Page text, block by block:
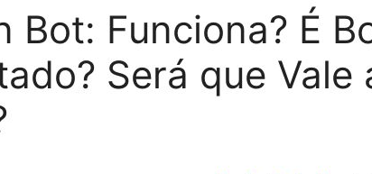
Bot: Funciona? É
Será que Vale